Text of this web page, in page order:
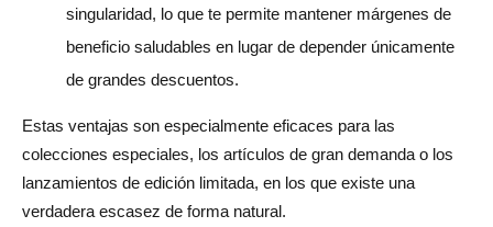
singularidad, lo que te permite mantener márgenes de
beneficio saludables en lugar de depender únicamente
de grandes descuentos.
Estas ventajas son especialmente eficaces para las
colecciones especiales, los artículos de gran demanda o los
lanzamientos de edición limitada, en los que existe una
verdadera escasez de forma natural.